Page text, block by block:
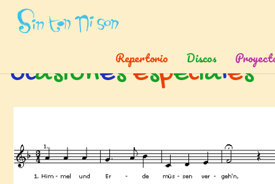
Repertorio Discos
Inicio » Temas » Para »
ocasionesespeciales